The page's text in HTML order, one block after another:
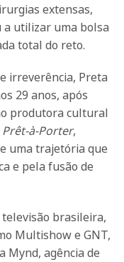
extensas,
a utilizar uma bolsa
total do reto.
irreverência, Preta
29 anos, após
produtora cultural
Prêt-à-Porter,
uma trajetória que
e pela fusão de
brasileira,
Multishow e GNT,
Mynd, agência de